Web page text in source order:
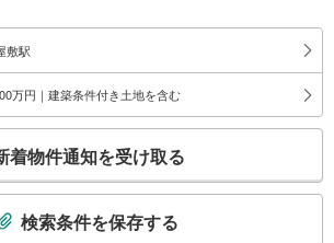
上
５０・土休日７：４０～２０：２０）
敷駅
万円｜建築条件付き土地を含む
着物件通知を受け取る
検索条件を保存する